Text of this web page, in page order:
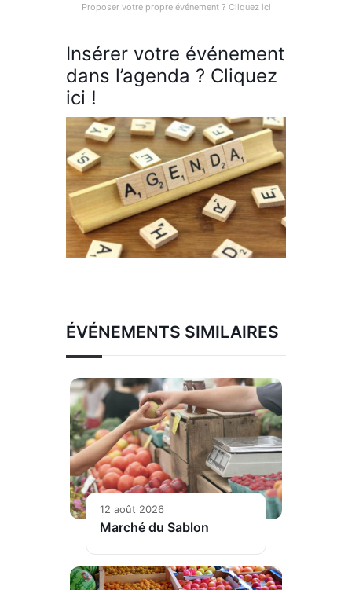
Proposer votre propre événement ? Cliquez ici
Insérer votre événement
dans l’agenda ? Cliquez
ici !
ÉVÉNEMENTS SIMILAIRES
12 août 2026
Marché du Sablon